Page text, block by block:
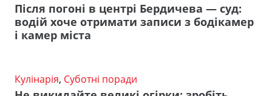
Після погоні в центрі Бердичева — суд:
водій хоче отримати записи з бодікамер
і камер міста
Кулінарія, Суботні поради